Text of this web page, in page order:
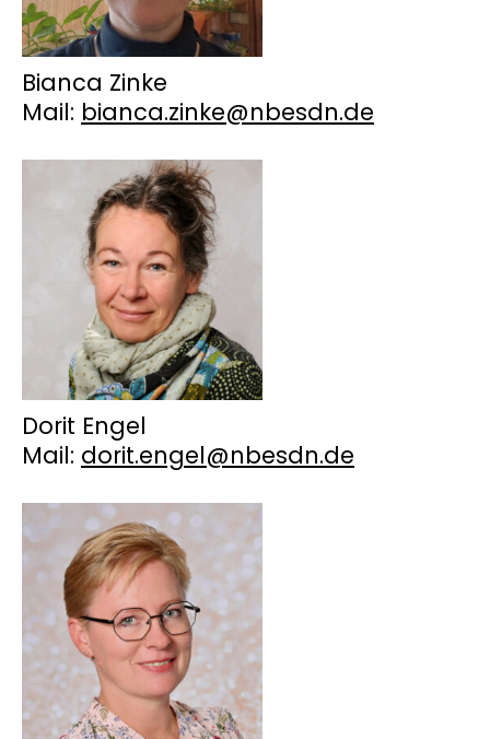
Bianca Zinke
Mail: bianca.zinke@nbesdn.de
Dorit Engel
Mail: dorit.engel@nbesdn.de